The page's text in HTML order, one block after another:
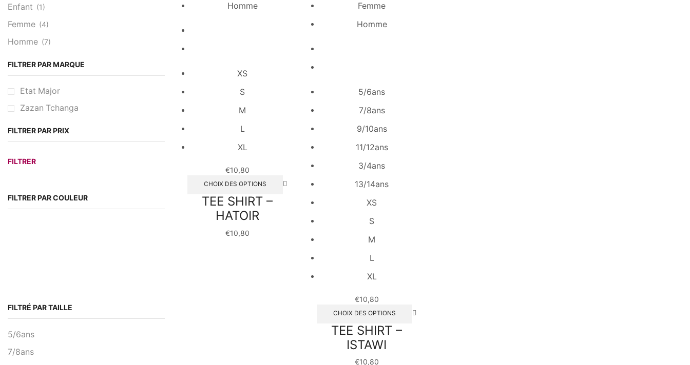
Homme
XS
S
M
L
XL
€10,80
CHOIX DES OPTIONS
TEE SHIRT –
HATOIR
€10,80
Femme
Homme
5/6ans
7/8ans
9/10ans
11/12ans
3/4ans
13/14ans
XS
S
M
L
XL
€10,80
CHOIX DES OPTIONS
TEE SHIRT –
ISTAWI
€10,80
Enfant (1)
Femme (4)
Homme (7)
FILTRER PAR MARQUE
Etat Major
Zazan Tchanga
FILTRER PAR PRIX
FILTRER
FILTRER PAR COULEUR
FILTRÉ PAR TAILLE
5/6ans
7/8ans